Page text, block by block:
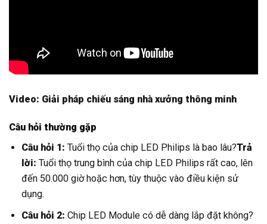
Video: Giải pháp chiếu sáng nhà xưởng thông minh
Câu hỏi thường gặp
Câu hỏi 1: Tuổi thọ của chip LED Philips là bao lâu?Trả
lời: Tuổi thọ trung bình của chip LED Philips rất cao, lên
đến 50.000 giờ hoặc hơn, tùy thuộc vào điều kiện sử
dụng.
Câu hỏi 2: Chip LED Module có dễ dàng lắp đặt không?